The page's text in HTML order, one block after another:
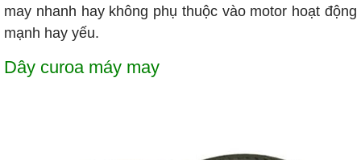
may nhanh hay không phụ thuộc vào motor hoạt động
mạnh hay yếu.
Dây curoa máy may